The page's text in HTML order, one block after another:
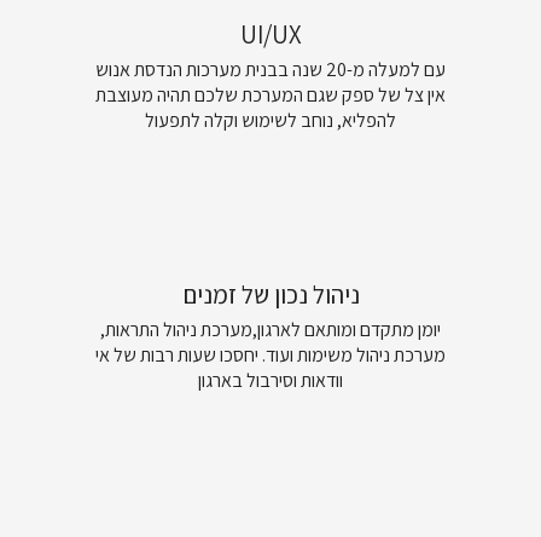
UI/UX
עם למעלה מ-20 שנה בבנית מערכות הנדסת אנוש
אין צל של ספק שגם המערכת שלכם תהיה מעוצבת
להפליא, נוחב לשימוש וקלה לתפעול
ניהול נכון של זמנים
יומן מתקדם ומותאם לארגון,מערכת ניהול התראות,
מערכת ניהול משימות ועוד. יחסכו שעות רבות של אי
וודאות וסירבול בארגון